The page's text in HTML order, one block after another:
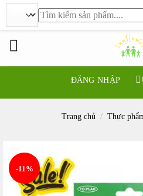
ĐĂNG NHẬP
Tìm
kiếm:
Trang chủ / Thực
-11%